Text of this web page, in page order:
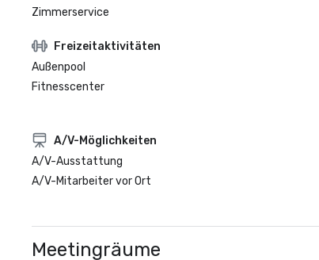
Zimmerservice
Freizeitaktivitäten
Außenpool
Fitnesscenter
A/V-Möglichkeiten
A/V-Ausstattung
A/V-Mitarbeiter vor Ort
Meetingräume